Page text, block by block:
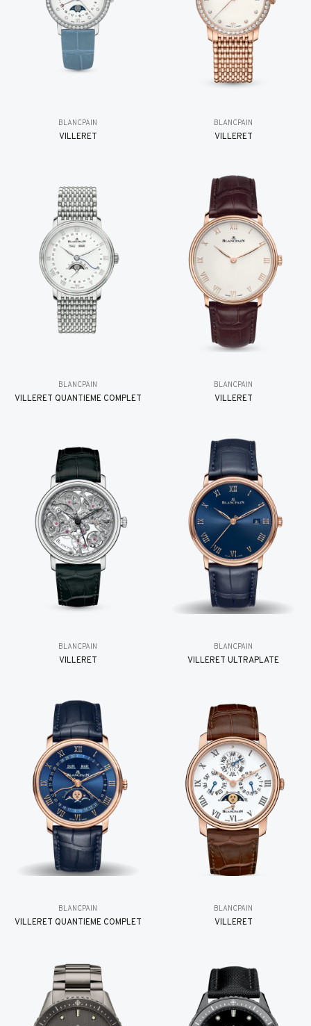
BLANCPAIN
VILLERET
BLANCPAIN
VILLERET
BLANCPAIN
VILLERET QUANTIÈME COMPLET
BLANCPAIN
VILLERET
BLANCPAIN
VILLERET
BLANCPAIN
VILLERET ULTRAPLATE
BLANCPAIN
VILLERET QUANTIÈME COMPLET
BLANCPAIN
VILLERET